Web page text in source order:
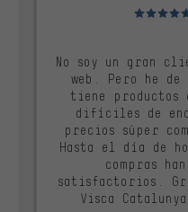
Valoración
No soy un gran
web. Pero he
tiene productos
difíciles de
precios súper
Hasta el día de
compras
satisfactorios.
Visca